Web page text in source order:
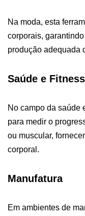
Na moda, esta
corporais,
produção adequada
Saúde e Fitness
No campo da saúde
para medir o
ou muscular,
corporal.
Manufatura
Em ambientes de